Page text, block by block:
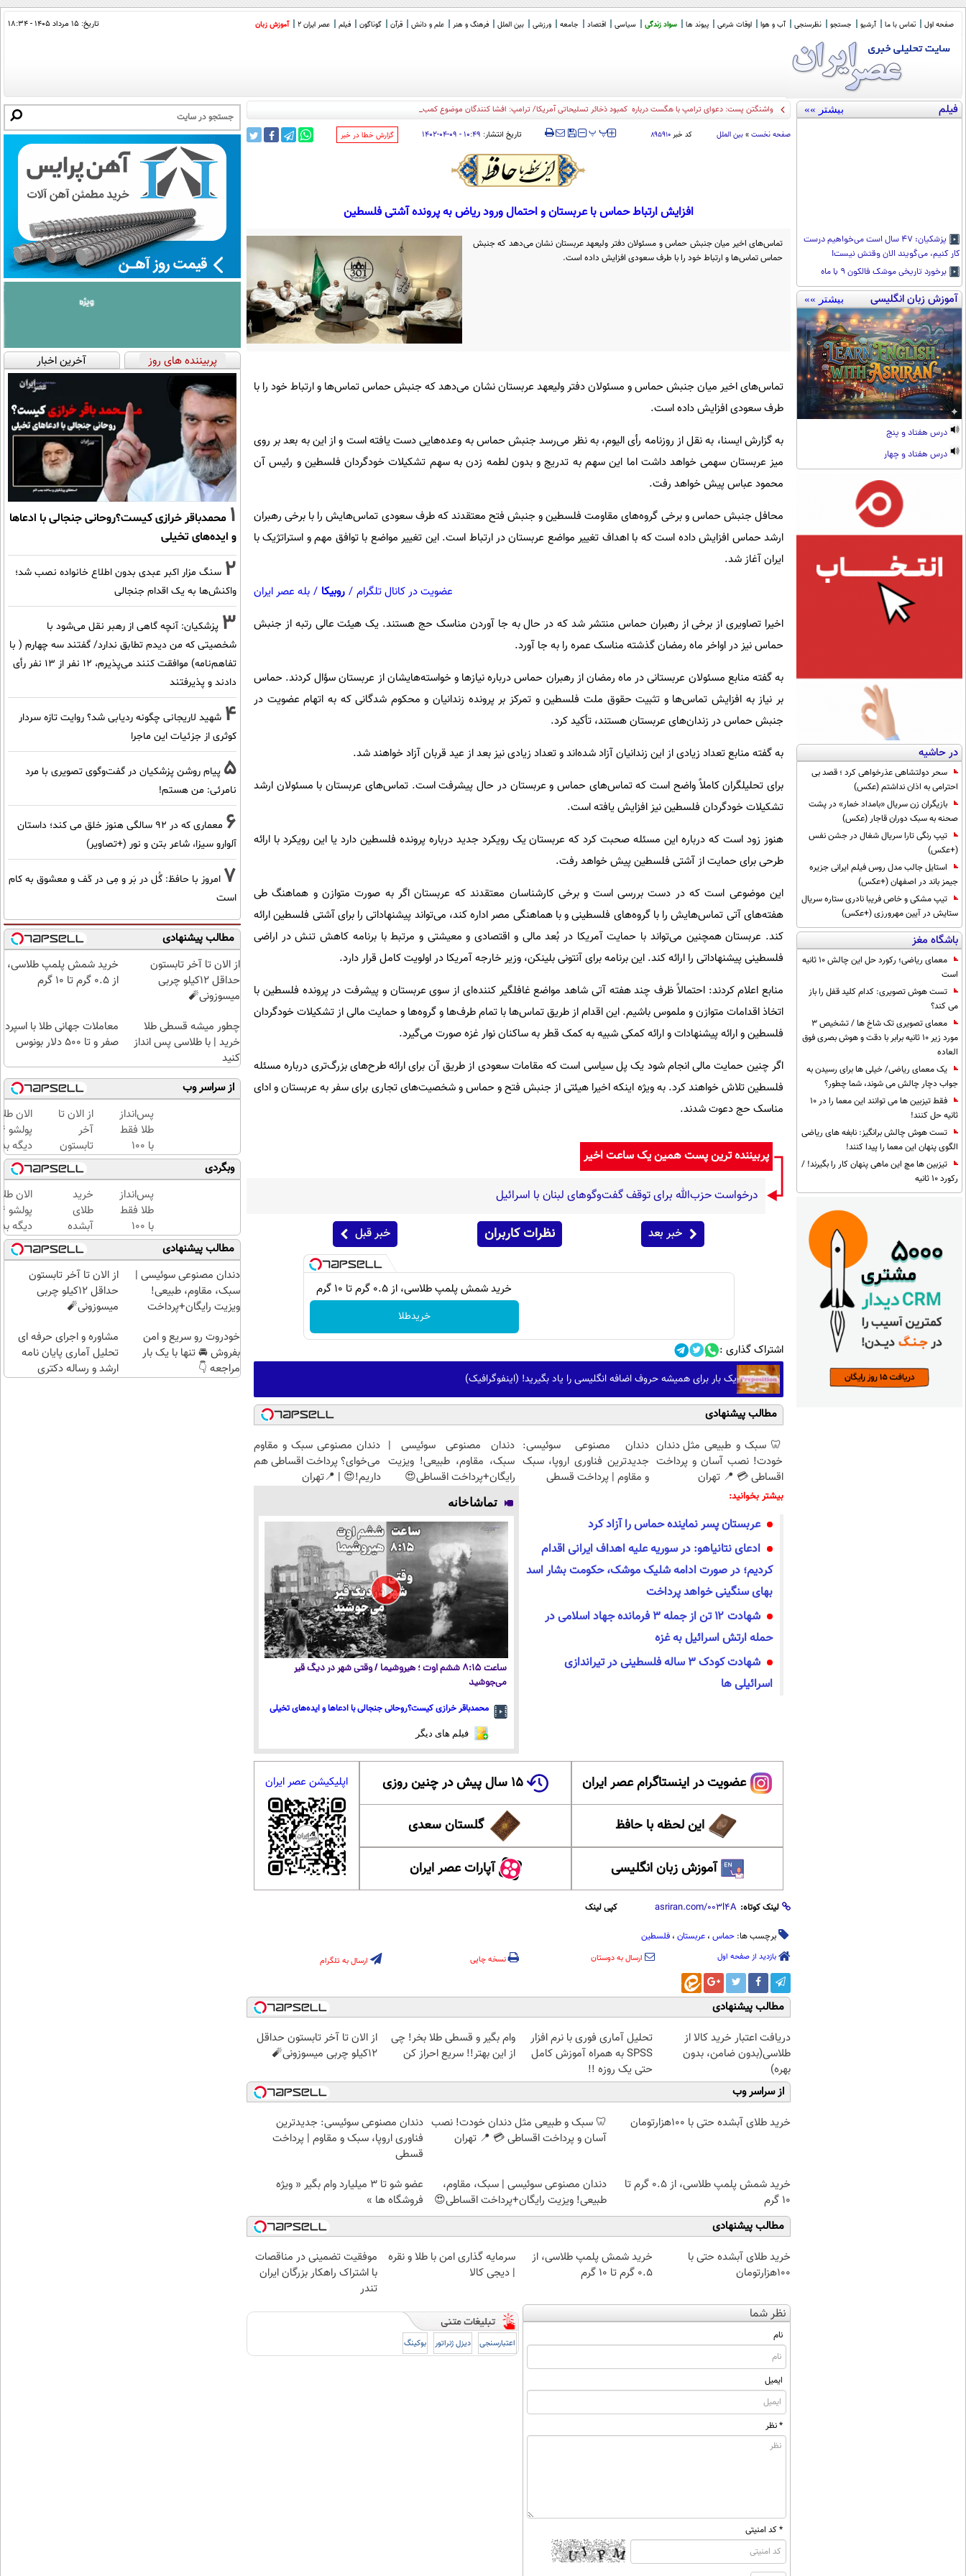
صفحه اول تماس با ما آرشیو جستجو نظرسنجی آب و هوا اوقات شرعی پیوند ها سواد زندگی سیاسی اقتصاد جامعه ورزشی بین الملل فرهنگ و هنر علم و دانش قرآن گوناگون فیلم عصر ایران 2 آموزش زبان تاریخ: ۱۵ مرداد ۱۴۰۵ - ۱۸:۳۴
فیلم بیشتر »»
پزشکیان: ۴۷ سال است می‌خواهیم درست
کار کنیم، می‌گویند الان وقتش نیست!
برخورد تاریخی موشک فالکون ۹ با ماه
آموزش زبان انگلیسی بیشتر »»
درس هفتاد و پنج
درس هفتاد و چهار
در حاشیه
سحر دولتشاهی عذرخواهی کرد ؛ قصد بی
احترامی به اذان نداشتم (عکس)
بازیگران زن سریال «بامداد خمار» در پشت
صحنه به سبک دوران قاجار (عکس)
تیپ رنگی تارا سریال شغال در جشن نفس
(+عکس)
استایل جالب مدل روس فیلم ایرانی جزیره
جیمز باند در اصفهان (+عکس)
تیپ مشکی و خاص فریبا نادری ستاره سریال
ستایش در آیین مهرورزی (+عکس)
باشگاه مغز
معمای ریاضی؛ رکورد حل این چالش 10 ثانیه
است
تست هوش تصویری: کدام کلید قفل را باز
می کند؟
معمای تصویری تک شاخ ها / تشخیص 3
مورد زیر 10 ثانیه برابر با دقت و هوش بصری فوق
العاده
یک معمای ریاضی/ خیلی ها برای رسیدن به
جواب دچار چالش می شوند، شما چطور؟
فقط تیزبین ها می توانند این معما را در 10
ثانیه حل کنند!
تست هوش چالش برانگیز: نابغه های ریاضی
الگوی پنهان این معما را پیدا کنند!
تیزبین ها مچ این ماهی پنهان کار را بگیرند! /
رکورد 10 ثانیه
واشنگتن پست: دعوای ترامپ با هگست درباره کمبود ذخائر تسلیحاتی آمریکا/ ترامپ: افشا کنندگان موضوع کمبود مهمات، زندانی خ
صفحه نخست » بین الملل کد خبر ۸۹۵۹۱۰ ‍‍‍ پ پ تاریخ انتشار: ۱۰:۴۹ - ۰۹-۰۴-۱۴۰۲ ‌گزارش خطا در خبر
افزایش ارتباط حماس با عربستان و احتمال ورود ریاض به پرونده آشتی فلسطین
تماس‌های اخیر میان جنبش حماس و مسئولان دفتر ولیعهد عربستان نشان می‌دهد که جنبش
حماس تماس‌ها و ارتباط خود را با طرف سعودی افزایش داده است.
تماس‌های اخیر میان جنبش حماس و مسئولان دفتر ولیعهد عربستان نشان می‌دهد که جنبش حماس تماس‌ها و ارتباط خود را با
طرف سعودی افزایش داده است.
به گزارش ایسنا، به نقل از روزنامه رأی الیوم، به نظر می‌رسد جنبش حماس به وعده‌هایی دست یافته است و از این به بعد بر روی
میز عربستان سهمی خواهد داشت اما این سهم به تدریج و بدون لطمه زدن به سهم تشکیلات خودگردان فلسطین و رئیس آن
محمود عباس پیش خواهد رفت.
محافل جنبش حماس و برخی گروه‌های مقاومت فلسطین و جنبش فتح معتقدند که طرف سعودی تماس‌هایش را با برخی رهبران
ارشد حماس افزایش داده است که با اهداف تغییر مواضع عربستان در ارتباط است. این تغییر مواضع با توافق مهم و استراتژیک با
ایران آغاز شد.
عضویت در کانال تلگرام / روبیکا / بله عصر ایران
اخیرا تصاویری از برخی از رهبران حماس منتشر شد که در حال به جا آوردن مناسک حج هستند. یک هیئت عالی رتبه از جنبش
حماس نیز در اواخر ماه رمضان گذشته مناسک عمره را به جا آورد.
به گفته منابع مسئولان عربستانی در ماه رمضان از رهبران حماس درباره نیازها و خواسته‌هایشان از عربستان سؤال کردند. حماس
بر نیاز به افزایش تماس‌ها و تثبیت حقوق ملت فلسطین و تمرکز بر پرونده زندانیان و محکوم شدگانی که به اتهام عضویت در
جنبش حماس در زندان‌های عربستان هستند، تأکید کرد.
به گفته منابع تعداد زیادی از این زندانیان آزاد شده‌اند و تعداد زیادی نیز بعد از عید قربان آزاد خواهند شد.
برای تحلیلگران کاملاً واضح است که تماس‌های حماس و عربستان در حال پیشرفت است. تماس‌های عربستان با مسئولان ارشد
تشکیلات خودگردان فلسطین نیز افزایش یافته است.
هنوز زود است که درباره این مسئله صحبت کرد که عربستان یک رویکرد جدید درباره پرونده فلسطین دارد یا این رویکرد با ارائه
طرحی برای حمایت از آشتی فلسطین پیش خواهد رفت.
این موضوعی است که در دست بررسی است و برخی کارشناسان معتقدند که عربستان اگر به صورت متوازن و هماهنگ طی
هفته‌های آتی تماس‌هایش را با گروه‌های فلسطینی و با هماهنگی مصر اداره کند، می‌تواند پیشنهاداتی را برای آشتی فلسطین ارائه
کند. عربستان همچنین می‌تواند با حمایت آمریکا در بُعد مالی و اقتصادی و معیشتی و مرتبط با برنامه کاهش تنش در اراضی
فلسطینی پیشنهاداتی را ارائه کند. این برنامه برای آنتونی بلینکن، وزیر خارجه آمریکا در اولویت کامل قرار دارد.
منابع اعلام کردند: احتمالاً ظرف چند هفته آتی شاهد مواضع غافلگیر کننده‌ای از سوی عربستان و پیشرفت در پرونده فلسطین با
اتخاذ اقدامات متوازن و ملموس باشیم. این اقدام از طریق تماس‌ها با تمام طرف‌ها و گروه‌ها و حمایت مالی از تشکیلات خودگردان
فلسطین و ارائه پیشنهادات و ارائه کمکی شبیه به کمک قطر به ساکنان نوار غزه صورت می‌گیرد.
اگر چنین حمایت مالی انجام شود یک پل سیاسی است که مقامات سعودی از طریق آن برای ارائه طرح‌های بزرگ‌تری درباره مسئله
فلسطین تلاش خواهند کرد. به ویژه اینکه اخیرا هیئتی از جنبش فتح و حماس و شخصیت‌های تجاری برای سفر به عربستان و ادای
مناسک حج دعوت شدند.
پربیننده ترین پست همین یک ساعت اخیر
درخواست حزب‌الله برای توقف گفت‌وگوهای لبنان با اسرائیل
خبر بعد نظرات کاربران خبر قبل
خرید شمش پلمپ طلاسی، از ۰.۵ گرم تا ۱۰ گرم
خریدطلا
اشتراک گذاری :
یک بار برای همیشه حروف اضافه انگلیسی را یاد بگیرید! (اینفوگرافیک)
مطالب پیشنهادی
🦷 سبک و طبیعی مثل دندان
خودت! نصب آسان و پرداخت
اقساطی 💳 📍 تهران
دندان مصنوعی سوئیسی:
جدیدترین فناوری اروپا، سبک
و مقاوم | پرداخت قسطی
دندان مصنوعی سوئیسی |
سبک، مقاوم، طبیعی! ویزیت
رایگان+پرداخت اقساطی😍
دندان مصنوعی سبک و مقاوم
می‌خوای؟ پرداخت اقساطی هم
داریم!😍 | 📍تهران
بیشتر بخوانید:
عربستان پسر نماینده حماس را آزاد کرد
ادعای نتانیاهو: در سوریه علیه اهداف ایرانی اقدام
کردیم؛ در صورت ادامه شلیک موشک، حکومت بشار اسد
بهای سنگینی خواهد پرداخت
شهادت ۱۲ تن از جمله ۳ فرمانده جهاد اسلامی در
حمله ارتش اسرائیل به غزه
شهادت کودک 3 ساله فلسطینی در تیراندازی
اسرائیلی ها
تماشاخانه
ساعت ۸:۱۵ ششم اوت ؛ هیروشیما / وقتی شهر در دیگ قیر
می‌جوشید
محمدباقر خرازی کیست؟روحانی جنجالی با ادعاها و ایده‌های تخیلی
فیلم های دیگر
عضویت در اینستاگرام عصر ایران ۱۵ سال پیش در چنین روزی
این لحظه با حافظ گلستان سعدی
آموزش زبان انگلیسی آپارات عصر ایران
اپلیکیشن عصر ایران
لینک کوتاه: کپی لینک
برچسب ها: حماس ، عربستان ، فلسطین
بازدید از صفحه اول ارسال به دوستان نسخه چاپی ارسال به تلگرام
مطالب پیشنهادی
دریافت اعتبار خرید کالا از
طلاسی(بدون ضامن، بدون
بهره)
تحلیل آماری فوری با نرم افزار
SPSS به همراه آموزش کامل
حتی یک روزه !!
وام بگیر و قسطی طلا بخر! چی
از این بهتر!! سریع احراز کن
از الان تا آخر تابستون حداقل
12کیلو چربی میسوزونی🧨
از سراسر وب
خرید طلای آبشده حتی با ۱۰۰هزارتومان
🦷 سبک و طبیعی مثل دندان خودت! نصب
آسان و پرداخت اقساطی 💳 📍 تهران
دندان مصنوعی سوئیسی: جدیدترین
فناوری اروپا، سبک و مقاوم | پرداخت
قسطی
خرید شمش پلمپ طلاسی، از ۰.۵ گرم تا
۱۰ گرم
دندان مصنوعی سوئیسی | سبک، مقاوم،
طبیعی! ویزیت رایگان+پرداخت اقساطی😍
عضو شو تا 3 میلیارد وام بگیر « ویژه
فروشگاه ها »
مطالب پیشنهادی
خرید طلای آبشده حتی با
۱۰۰هزارتومان
خرید شمش پلمپ طلاسی، از
۰.۵ گرم تا ۱۰ گرم
سرمایه گذاری امن با طلا و نقره
| دیجی کالا
موفقیت تضمینی در مناقصات
با اشتراک راهکار بزرگان ایران
تندر
نظر شما
نام
ایمیل
* نظر
* کد امنیتی
اعتبارسنجی دیزل ژنراتور بوکینگ
پربیننده های روز آخرین اخبار
1 محمدباقر خرازی کیست؟روحانی جنجالی با ادعاها
و ایده‌های تخیلی
2 سنگ مزار اکبر عبدی بدون اطلاع خانواده نصب شد؛
واکنش‌ها به یک اقدام جنجالی
3 پزشکیان‌: آنچه گاهی از رهبر نقل می‌شود با
شخصیتی که من دیدم تطابق ندارد/ گفتند سه چهارم ( با
تفاهم‌نامه) موافقت کنند می‌پذیرم، 12 نفر از 13 نفر رأی
دادند و پذیرفتند
4 شهید لاریجانی چگونه ردیابی شد؟ روایت تازه سردار
کوثری از جزئیات این ماجرا
5 پیام روشن پزشکیان در گفت‌و‌گوی تصویری با مرد
نامرئی: من هستم!
6
معماری که در 92 سالگی هنوز خلق می کند؛ داستان
آلوارو سیزا، شاعر بتن و نور (+تصاویر)
7 امروز با حافظ: گُل در بَر و مِی در کَف و معشوق به کام
است
مطالب پیشنهادی
از الان تا آخر تابستون
حداقل 12کیلو چربی
میسوزونی🧨
خرید شمش پلمپ طلاسی،
از ۰.۵ گرم تا ۱۰ گرم
چطور میشه قسطی طلا
خرید | با طلاسی پس انداز
کنید
معاملات جهانی طلا با اسپرد
صفر و تا ۵۰۰ دلار بونوس
از سراسر وب
پس‌انداز
طلا فقط
با ۱۰۰
هزارتومان
(امن و
راحت)
از الان تا
آخر
تابستون
حداقل
12کیلو
چربی
میسوزونی
🧨
الان
دیگه
طلا با
بی‌بهره
وبگردی
پس‌انداز
طلا فقط
با ۱۰۰
هزارتومان
(امن و
راحت)
خرید
طلای
آبشده
حتی با
۱۰۰هزارتومان
الان
دیگه
طلا با
بی‌بهره
مطالب پیشنهادی
دندان مصنوعی سوئیسی |
سبک، مقاوم، طبیعی!
ویزیت رایگان+پرداخت
از الان تا آخر تابستون
حداقل 12کیلو چربی
میسوزونی🧨
خودروت رو سریع و امن
بفروش 🚘 تنها با یک بار
مراجعه 👇
مشاوره و اجرای حرفه ای
تحلیل آماری پایان نامه
ارشد و رساله دکتری